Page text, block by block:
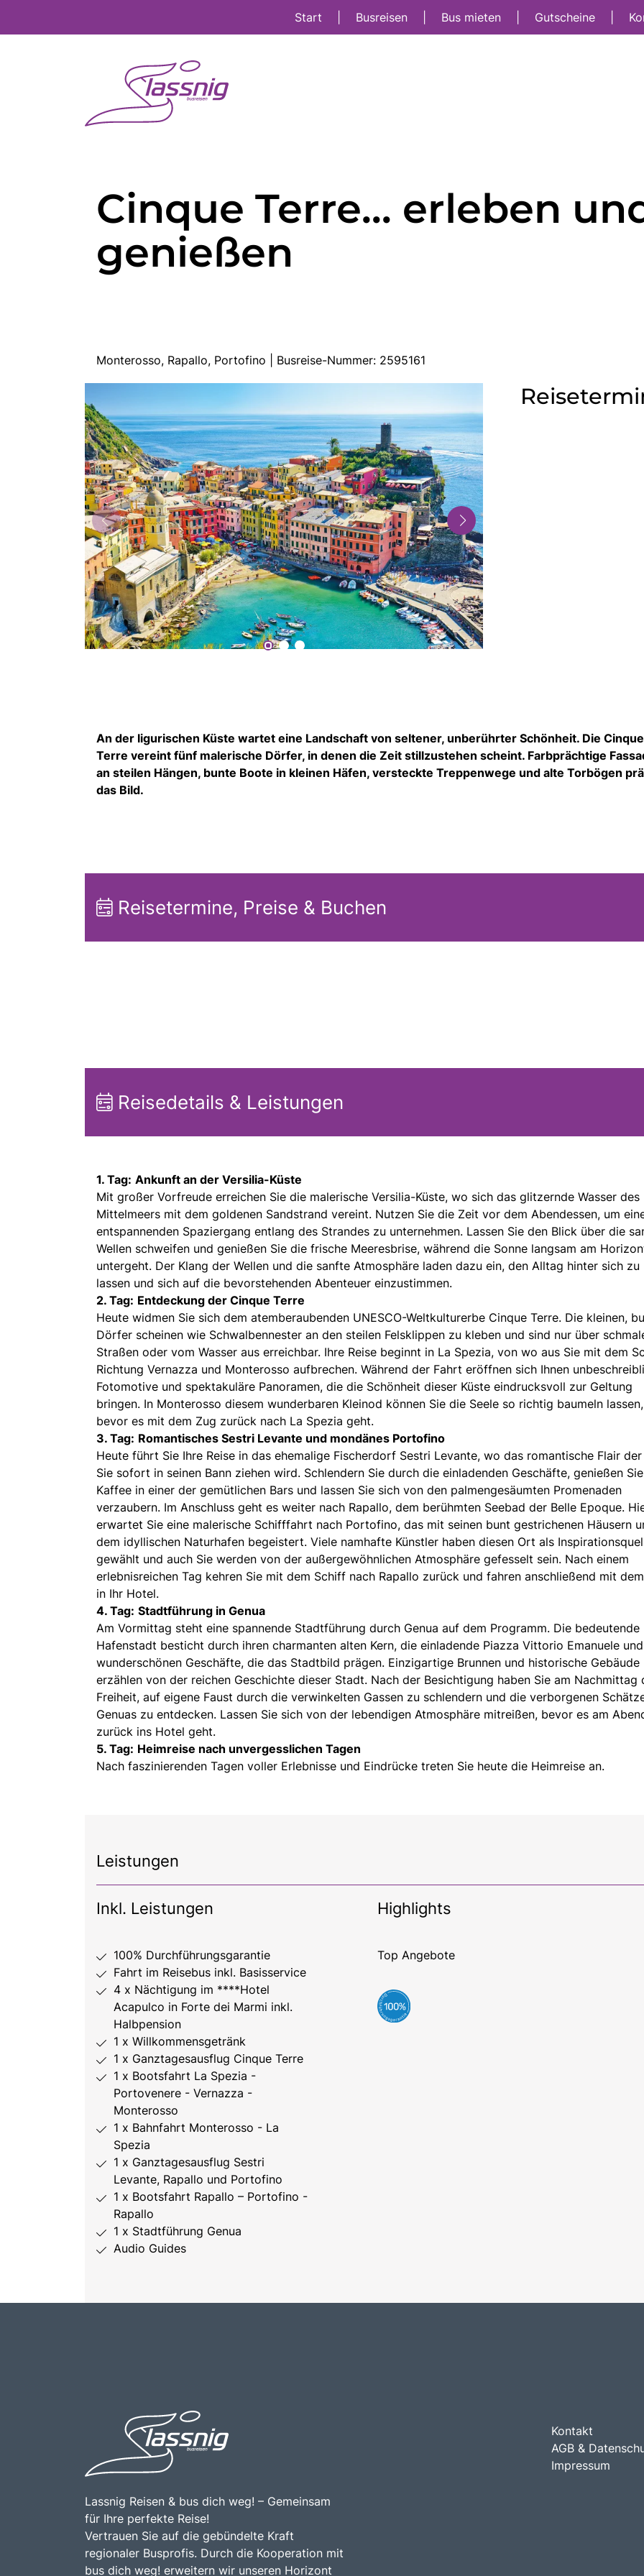
Start Busreisen Bus mieten Gutscheine
Cinque Terre… erleben
genießen
Monterosso, Rapallo, Portofino | Busreise-Nummer: 2595161
An der ligurischen Küste wartet eine Landschaft von seltener, unberührter Schönheit. Die Cinque
Terre vereint fünf malerische Dörfer, in denen die Zeit stillzustehen scheint. Farbprächtige
an steilen Hängen, bunte Boote in kleinen Häfen, versteckte Treppenwege und alte Torbögen
das Bild.
Reisetermine, Preise & Buchen
Reisedetails & Leistungen
1. Tag: Ankunft an der Versilia-Küste
Mit großer Vorfreude erreichen Sie die malerische Versilia-Küste, wo sich das glitzernde Wasser des
Mittelmeers mit dem goldenen Sandstrand vereint. Nutzen Sie die Zeit vor dem Abendessen, um
entspannenden Spaziergang entlang des Strandes zu unternehmen. Lassen Sie den Blick über die
Wellen schweifen und genießen Sie die frische Meeresbrise, während die Sonne langsam am
untergeht. Der Klang der Wellen und die sanfte Atmosphäre laden dazu ein, den Alltag hinter sich zu
lassen und sich auf die bevorstehenden Abenteuer einzustimmen.
2. Tag: Entdeckung der Cinque Terre
Heute widmen Sie sich dem atemberaubenden UNESCO-Weltkulturerbe Cinque Terre. Die kleinen,
Dörfer scheinen wie Schwalbennester an den steilen Felsklippen zu kleben und sind nur über
Straßen oder vom Wasser aus erreichbar. Ihre Reise beginnt in La Spezia, von wo aus Sie mit dem
Richtung Vernazza und Monterosso aufbrechen. Während der Fahrt eröffnen sich Ihnen
Fotomotive und spektakuläre Panoramen, die die Schönheit dieser Küste eindrucksvoll zur Geltung
bringen. In Monterosso diesem wunderbaren Kleinod können Sie die Seele so richtig baumeln lassen,
bevor es mit dem Zug zurück nach La Spezia geht.
3. Tag: Romantisches Sestri Levante und mondänes Portofino
Heute führt Sie Ihre Reise in das ehemalige Fischerdorf Sestri Levante, wo das romantische Flair
Sie sofort in seinen Bann ziehen wird. Schlendern Sie durch die einladenden Geschäfte, genießen
Kaffee in einer der gemütlichen Bars und lassen Sie sich von den palmengesäumten Promenaden
verzaubern. Im Anschluss geht es weiter nach Rapallo, dem berühmten Seebad der Belle Epoque.
erwartet Sie eine malerische Schifffahrt nach Portofino, das mit seinen bunt gestrichenen Häusern
dem idyllischen Naturhafen begeistert. Viele namhafte Künstler haben diesen Ort als
gewählt und auch Sie werden von der außergewöhnlichen Atmosphäre gefesselt sein. Nach einem
erlebnisreichen Tag kehren Sie mit dem Schiff nach Rapallo zurück und fahren anschließend mit
in Ihr Hotel.
4. Tag: Stadtführung in Genua
Am Vormittag steht eine spannende Stadtführung durch Genua auf dem Programm. Die bedeutende
Hafenstadt besticht durch ihren charmanten alten Kern, die einladende Piazza Vittorio Emanuele
wunderschönen Geschäfte, die das Stadtbild prägen. Einzigartige Brunnen und historische Gebäude
erzählen von der reichen Geschichte dieser Stadt. Nach der Besichtigung haben Sie am Nachmittag
Freiheit, auf eigene Faust durch die verwinkelten Gassen zu schlendern und die verborgenen
Genuas zu entdecken. Lassen Sie sich von der lebendigen Atmosphäre mitreißen, bevor es am
zurück ins Hotel geht.
5. Tag: Heimreise nach unvergesslichen Tagen
Nach faszinierenden Tagen voller Erlebnisse und Eindrücke treten Sie heute die Heimreise an.
Leistungen
Inkl. Leistungen
100% Durchführungsgarantie
Fahrt im Reisebus inkl. Basisservice
4 x Nächtigung im ****Hotel
Acapulco in Forte dei Marmi inkl.
Halbpension
1 x Willkommensgetränk
1 x Ganztagesausflug Cinque Terre
1 x Bootsfahrt La Spezia -
Portovenere - Vernazza -
Monterosso
1 x Bahnfahrt Monterosso - La
Spezia
1 x Ganztagesausflug Sestri
Levante, Rapallo und Portofino
1 x Bootsfahrt Rapallo – Portofino -
Rapallo
1 x Stadtführung Genua
Audio Guides
Highlights
Top Angebote
Lassnig Reisen & bus dich weg! – Gemeinsam
für Ihre perfekte Reise!
Vertrauen Sie auf die gebündelte Kraft
regionaler Busprofis. Durch die Kooperation mit
bus dich weg! erweitern wir unseren Horizont
Kontakt
AGB &
Impressum